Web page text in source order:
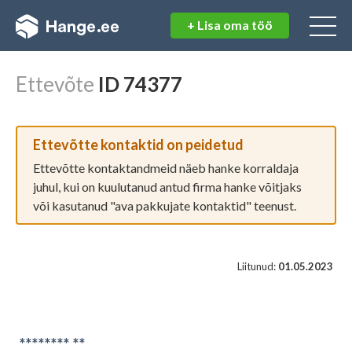
+ Lisa oma töö
Ettevõte ID 74377
Ettevõtte kontaktid on peidetud
Ettevõtte kontaktandmeid näeb hanke korraldaja
juhul, kui on kuulutanud antud firma hanke võitjaks
või kasutanud "ava pakkujate kontaktid" teenust.
Liitunud: 01.05.2023
******** **
Kasutajanimi:
Parool:
Registreeri kasutajaks
Juba kasutaja?Logi sisse
Eraisikuna
Saab korraldada hankeid
Ettevõtjana
Saab korraldada hankeid
Avalik sektor